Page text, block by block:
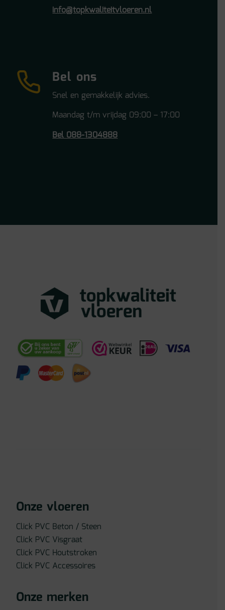
info@topkwaliteitvloeren.nl
Bel ons
Snel en gemakkelijk advies.
Maandag t/m vrijdag 09:00 – 17:00
Bel 088-1304888
Onze vloeren
Click PVC Beton / Steen
Click PVC Visgraat
Click PVC Houtstroken
Click PVC Accessoires
Onze merken